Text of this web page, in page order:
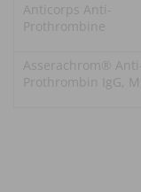
Anticorps Anti-
Prothrombine
Asserachrom®
Prothrombin IgG, M